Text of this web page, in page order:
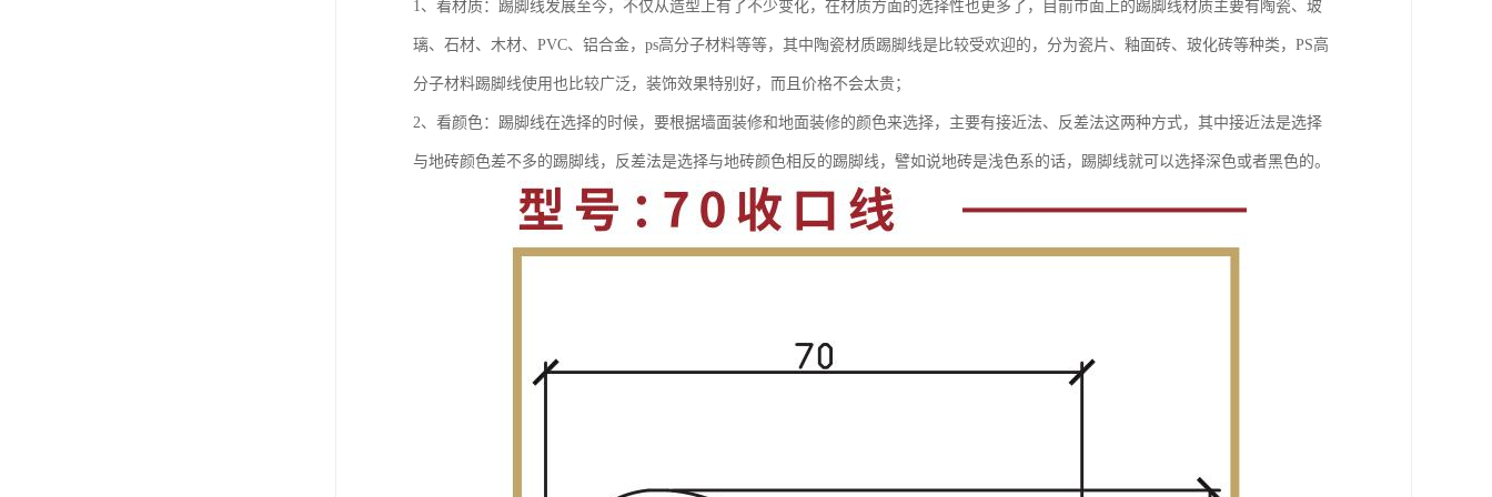
1、看材质：踢脚线发展至今，不仅从造型上有了不少变化，在材质方面的选择性也更多了，目前市面上的踢脚线材质主要有陶瓷、玻
璃、石材、木材、PVC、铝合金，ps高分子材料等等，其中陶瓷材质踢脚线是比较受欢迎的，分为瓷片、釉面砖、玻化砖等种类，PS高
分子材料踢脚线使用也比较广泛，装饰效果特别好，而且价格不会太贵；
2、看颜色：踢脚线在选择的时候，要根据墙面装修和地面装修的颜色来选择，主要有接近法、反差法这两种方式，其中接近法是选择
与地砖颜色差不多的踢脚线，反差法是选择与地砖颜色相反的踢脚线，譬如说地砖是浅色系的话，踢脚线就可以选择深色或者黑色的。